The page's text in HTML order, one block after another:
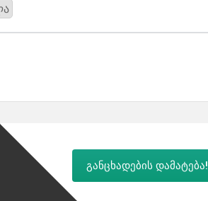
განცხადების დამატება!